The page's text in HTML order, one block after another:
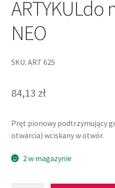
ARTYKULdo
NEO
SKU: ART 625
84,13 zł
Pręt pionowy podtrzymujący
otwarcia) wciskany w otwór.
2 w magazynie